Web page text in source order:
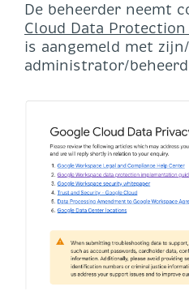
De beheerder neemt
Cloud Data Protection
is aangemeld met
administrator/